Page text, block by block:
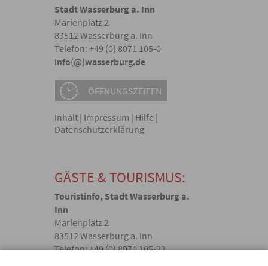
Stadt Wasserburg a. Inn
Marienplatz 2
83512 Wasserburg a. Inn
Telefon: +49 (0) 8071 105-0
info(@)wasserburg.de
ÖFFNUNGSZEITEN
Inhalt | Impressum | Hilfe |
Datenschutzerklärung
GÄSTE & TOURISMUS:
Touristinfo, Stadt Wasserburg a.
Inn
Marienplatz 2
83512 Wasserburg a. Inn
Telefon: +49 (0) 8071 105-22